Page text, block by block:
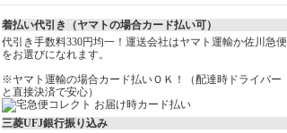
着払い代引き（ヤマトの場合カード払い可）
代引き手数料330円均一！運送会社はヤマト運輸か佐川急便
をお選びになれます。
※ヤマト運輸の場合カード払いＯＫ！（配達時ドライバー
と直接決済で安心）
三菱UFJ銀行振り込み